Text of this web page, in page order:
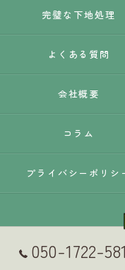
050-1722-
完璧な下地処理
よくある質問
会社概要
コラム
プライバシーポリシ
© 2026 静岡県静岡市の